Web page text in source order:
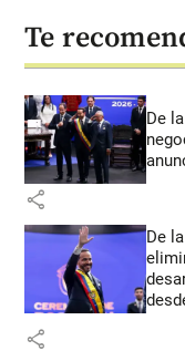
Te
De
share
De
share